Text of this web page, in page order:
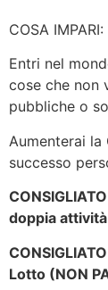
COSA IMPARI:
Entri nel
cose che non
pubbliche o
Aumenterai la
successo
CONSIGLIATO
doppia attività
CONSIGLIATO
Lotto (NON